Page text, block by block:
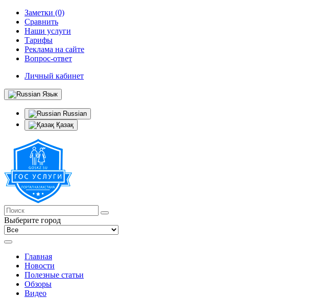
Заметки (0)
Сравнить
Наши услуги
Тарифы
Реклама на сайте
Вопрос-ответ
Личный кабинет
Язык
Russian
Қазақ
Выберите город
Главная
Новости
Полезные статьи
Обзоры
Видео